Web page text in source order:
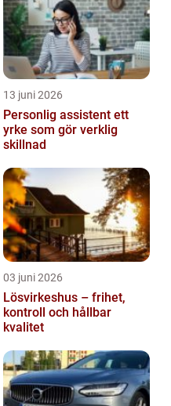
13 juni 2026
Personlig assistent ett
yrke som gör verklig
skillnad
03 juni 2026
Lösvirkeshus – frihet,
kontroll och hållbar
kvalitet